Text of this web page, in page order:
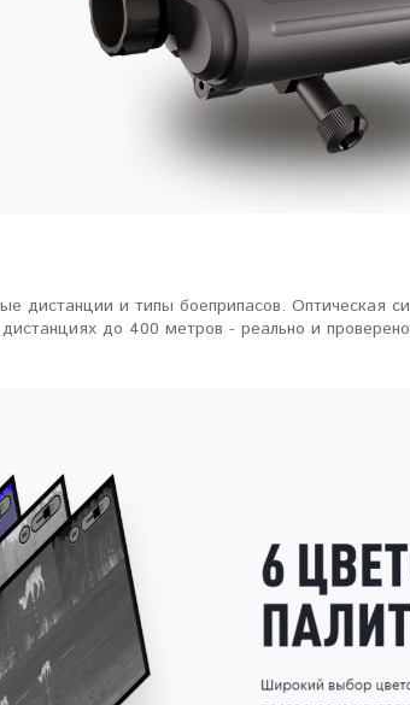
Стародуб
дистанции и типы боеприпасов. Оптическая
до 400 метров - реально и